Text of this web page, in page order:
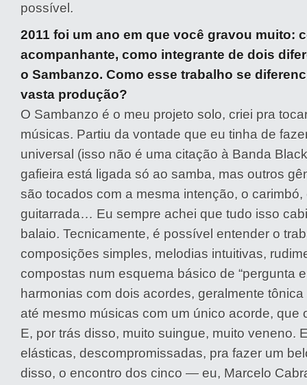
possível.
2011 foi um ano em que você gravou muito:
acompanhante, como integrante de dois
o Sambanzo. Como esse trabalho se
vasta produção?
O Sambanzo é o meu projeto solo, criei pra
músicas. Partiu da vontade que eu tinha de
universal (isso não é uma citação à Banda
gafieira está ligada só ao samba, mas outros
são tocados com a mesma intenção, o carimbó,
guitarrada… Eu sempre achei que tudo isso
balaio. Tecnicamente, é possível entender o
composições simples, melodias intuitivas,
compostas num esquema básico de “pergunta
harmonias com dois acordes, geralmente
até mesmo músicas com um único acorde, que
E, por trás disso, muito suingue, muito veneno.
elásticas, descompromissadas, pra fazer um
disso, o encontro dos cinco — eu, Marcelo